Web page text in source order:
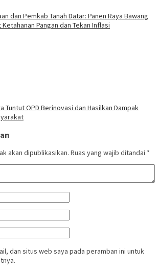
dan Pemkab Tanah Datar: Panen Raya Bawang
Pangan dan Tekan Inflasi
Tuntut OPD Berinovasi dan Hasilkan Dampak
akan dipublikasikan. Ruas yang wajib ditandai *
dan situs web saya pada peramban ini untuk